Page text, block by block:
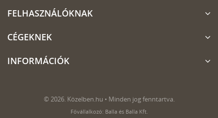
FELHASZNÁLÓKNAK
CÉGEKNEK
INFORMÁCIÓK
© 2026. Közelben.hu • Minden jog fenntartva.
Fővállalkozó: Balla és Balla Kft.